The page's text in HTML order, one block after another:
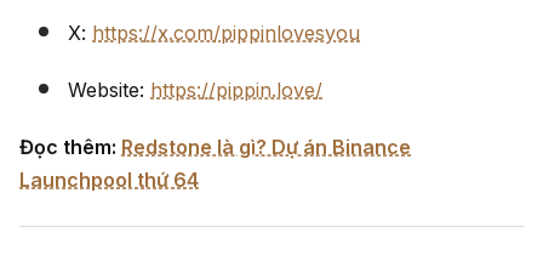
X: https://x.com/pippinlovesyou
Website: https://pippin.love/
Đọc thêm: Redstone là gì? Dự án Binance
Launchpool thứ 64